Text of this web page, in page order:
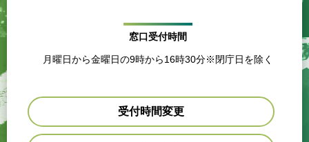
窓口受付時間
月曜日から金曜日の9時から16時30分※閉庁日を除く
受付時間変更